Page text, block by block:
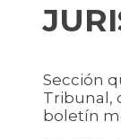
Sección
Tribunal,
boletín